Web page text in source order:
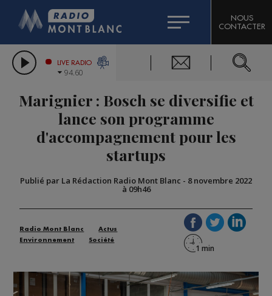
LES CHRONIQUES DE L'EXPERT
CITIZEN MACHINERY
GRAND MASSIF DOMAINES SKIABLES
BIGARD
COMPAGNIE DU MONT-BLANC
NOUS
CONTACTER
LIVE RADIO
94.60
Marignier : Bosch se diversifie et
lance son programme
d'accompagnement pour les
startups
Publié par La Rédaction Radio Mont Blanc - 8 novembre 2022
à 09h46
Radio Mont Blanc
Actus
Environnement
Société